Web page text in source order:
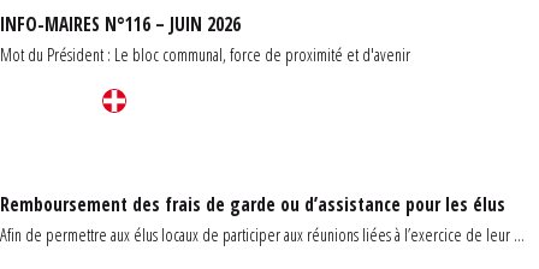
INFO-MAIRES N°116 – JUIN 2026
Mot du Président : Le bloc communal, force de proximité et d'avenir
Remboursement des frais de garde ou d’assistance pour les élus
Afin de permettre aux élus locaux de participer aux réunions liées à l’exercice de leur ...